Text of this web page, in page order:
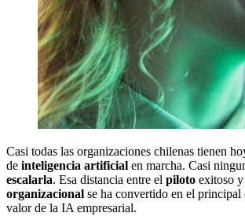
Casi todas las organizaciones chilenas tienen
de inteligencia artificial en marcha. Casi
escalarla. Esa distancia entre el piloto exitoso y
organizacional se ha convertido en el
valor de la IA empresarial.